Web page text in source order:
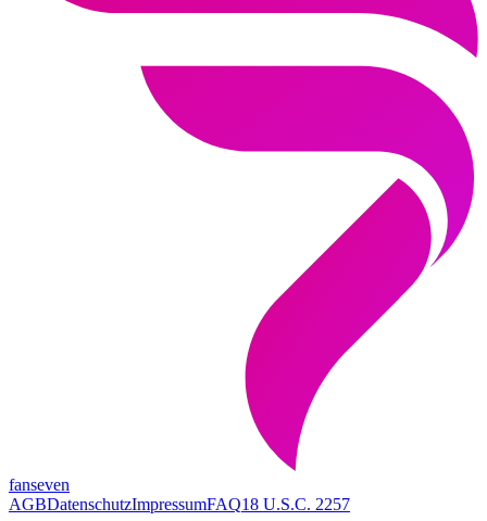
fanseven
AGBDatenschutzImpressumFAQ18 U.S.C. 2257